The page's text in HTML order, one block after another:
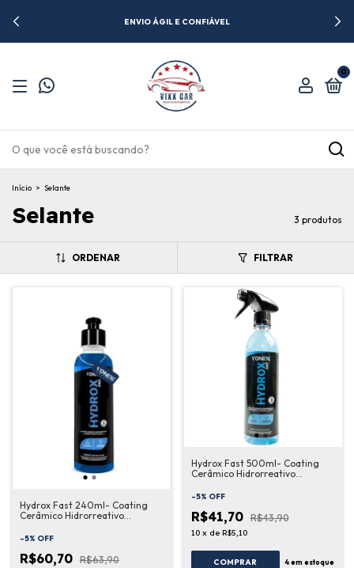
ENVIO ÁGIL E CONFIÁVEL
0
Início > Selante
Selante 3 produtos
ORDENAR FILTRAR
Hydrox Fast 240ml- Coating
Cerâmico Hidrorreativo
-5% OFF
R$60,70 R$63,90
Hydrox Fast 500ml- Coating
Cerâmico Hidrorreativo
-5% OFF
R$41,70 R$43,90
10 x de R$5,10
COMPRAR 4em estoque